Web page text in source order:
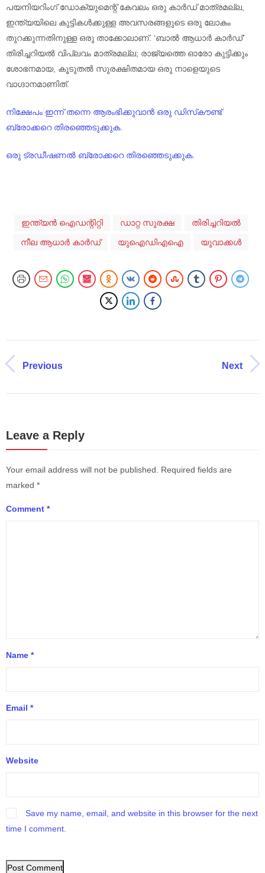
പയനിയറിംഗ് ഡോക്യുമെന്റ് കേവലം ഒരു കാർഡ് മാത്രമല്ല,
ഇന്ത്യയിലെ കുട്ടികൾക്കുള്ള അവസരങ്ങളുടെ ഒരു ലോകം
തുറക്കുന്നതിനുള്ള ഒരു താക്കോലാണ്. ‘ബാൽ ആധാർ കാർഡ്’
തിരിച്ചറിയൽ വിപ്ലവം മാത്രമല്ല; രാജ്യത്തെ ഓരോ കുട്ടിക്കും
ശോഭനമായ, കൂടുതൽ സുരക്ഷിതമായ ഒരു നാളെയുടെ
വാഗ്ദാനമാണിത്.
നിക്ഷേപം ഇന്ന് തന്നെ ആരംഭിക്കുവാൻ ഒരു ഡിസ്‌കൗണ്ട്
ബ്രോക്കറെ തിരഞ്ഞെടുക്കുക.
ഒരു ട്രഡീഷണൽ ബ്രോക്കറെ തിരഞ്ഞെടുക്കുക.
ഇന്ത്യൻ ഐഡന്റിറ്റി ഡാറ്റ സുരക്ഷ തിരിച്ചറിയൽ
നീല ആധാർ കാർഡ് യുഐഡിഎഐ യുവാക്കൾ
Previous Next
Leave a Reply
Your email address will not be published. Required fields are
marked *
Comment *
Name *
Email *
Website
Save my name, email, and website in this browser for the next
time I comment.